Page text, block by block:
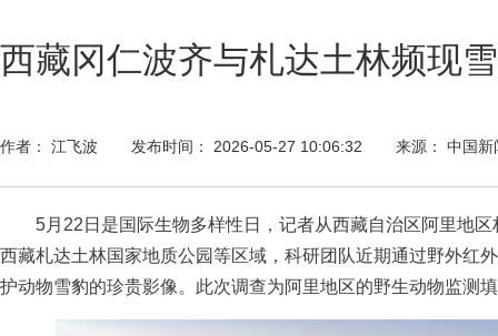
西藏冈仁波齐与札达土林频现
作者： 江飞波 发布时间： 2026-05-27 10:06:32 来源： 中国新
5月22日是国际生物多样性日，记者从西藏自治区阿里地区
西藏札达土林国家地质公园等区域，科研团队近期通过野外红
护动物雪豹的珍贵影像。此次调查为阿里地区的野生动物监测